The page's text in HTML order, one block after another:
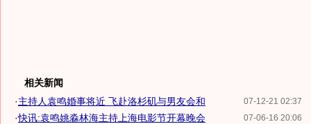
相关新闻
07-12-21 02:37
·主持人袁鸣婚事将近 飞赴洛杉矶与男友会和
07-06-16 20:06
·快讯:袁鸣姚淼林海主持上海电影节开幕晚会